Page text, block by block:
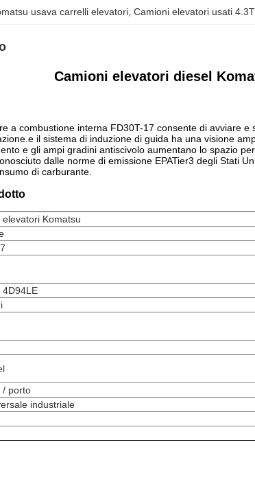
usava carrelli elevatori , Camioni elevatori usati 4.3T
Camioni elevatori diesel
a combustione interna FD30T-17 consente di avviare
il sistema di induzione di guida ha una visione
e gli ampi gradini antiscivolo aumentano lo spazio
dalle norme di emissione EPATier3 degli Stati
di carburante.
elevatori Komatsu
4D94LE
/ porto
industriale